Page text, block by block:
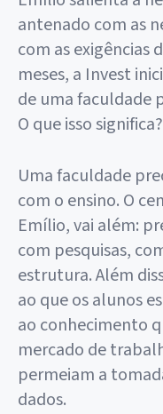
antenado com as
com as exigências
meses, a Invest
de uma faculdade
O que isso significa?
Uma faculdade
com o ensino. O
Emílio, vai além:
com pesquisas,
estrutura. Além
ao que os alunos
ao conhecimento
mercado de
permeiam a
dados.